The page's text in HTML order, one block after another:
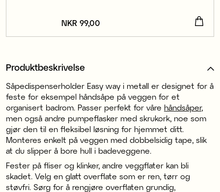
Pris :NKR 99,00
NKR 99,00
Produktbeskrivelse
Såpedispenserholder Easy way i metall er designet for å
feste for eksempel håndsåpe på veggen for et
organisert badrom. Passer perfekt for våre håndsåper,
men også andre pumpeflasker med skrukork, noe som
gjør den til en fleksibel løsning for hjemmet ditt.
Monteres enkelt på veggen med dobbelsidig tape, slik
at du slipper å bore hull i badeveggene.
Fester på fliser og klinker, andre veggflater kan bli
skadet. Velg en glatt overflate som er ren, tørr og
støvfri. Sørg for å rengjøre overflaten grundig,